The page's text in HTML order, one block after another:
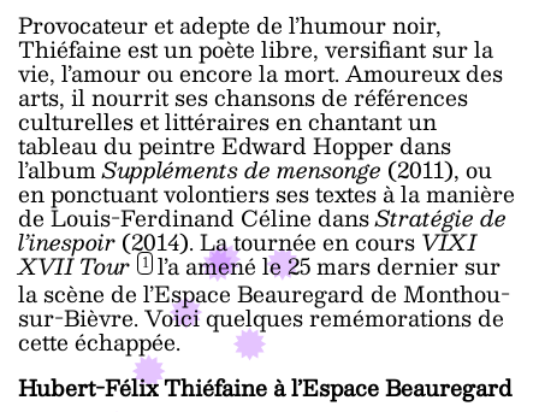
Provocateur et adepte de l’humour noir,
Thiéfaine est un poète libre, versifiant sur la
vie, l’amour ou encore la mort. Amoureux des
arts, il nourrit ses chansons de références
culturelles et littéraires en chantant un
tableau du peintre Edward Hopper dans
l’albumSuppléments de mensonge (2011), ou
en ponctuant volontiers ses textes à la manière
de Louis-Ferdinand Céline dansStratégie de
l’inespoir(2014). La tournée en coursVIXI
XVII Tour 1l’a amené le 25 mars dernier sur
la scène de l’Espace Beauregard de Monthou-
sur-Bièvre. Voici quelques remémorations de
cette échappée.
Hubert-Félix Thiéfaine à l’Espace Beauregard